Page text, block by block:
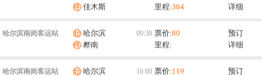
佳木斯
里程:364
详细
哈尔滨南岗客运站
哈尔滨
桦南
票价:80
里程:
预订
详细
哈尔滨南岗客运站
哈尔滨
票价:119
预订